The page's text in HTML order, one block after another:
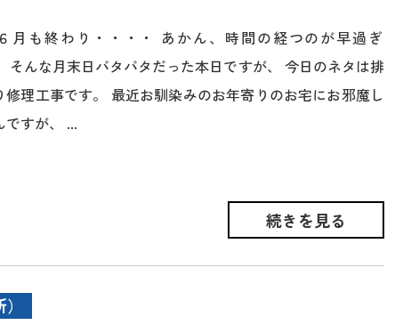
月も終わり・・・・ あかん、時間の経つのが早過ぎ
そんな月末日バタバタだった本日ですが、 今日のネタは排
修理工事です。 最近お馴染みのお年寄りのお宅にお邪魔し
ですが、 ...
続きを見る